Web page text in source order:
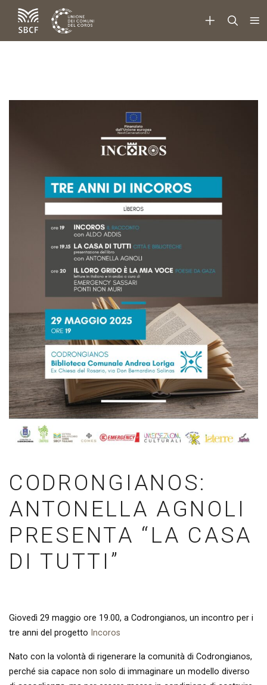
CODRONGIANOS:
ANTONELLA AGNOLI
PRESENTA “LA CASA
DI TUTTI”
Giovedì 29 maggio ore 19.00, a Codrongianos, un incontro per i
tre anni del progetto Incoros
Nato con la volontà di rigenerare la comunità di Codrongianos,
perché sia capace non solo di immaginare un modello diverso